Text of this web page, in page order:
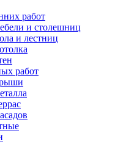
работ
и столешниц
и лестниц
работ